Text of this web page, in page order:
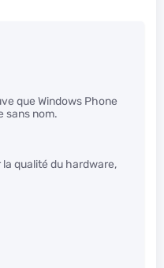
que Windows Phone
sans nom.
la qualité du hardware,